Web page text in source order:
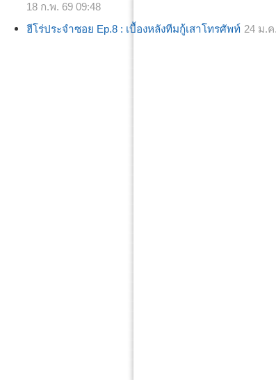
18 ก.พ. 69 09:48
ฮีโร่ประจำซอย Ep.8 : เบื้องหลังทีมกู้เสาโทรศัพท์ 24 ม.ค